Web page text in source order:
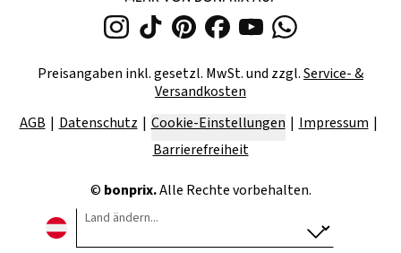
Preisangaben inkl. gesetzl. MwSt. und zzgl.Service- &
Versandkosten
AGB
Datenschutz Cookie-Einstellungen
Impressum
Barrierefreiheit
© bonprix.Alle Rechte vorbehalten.
Land ändern...